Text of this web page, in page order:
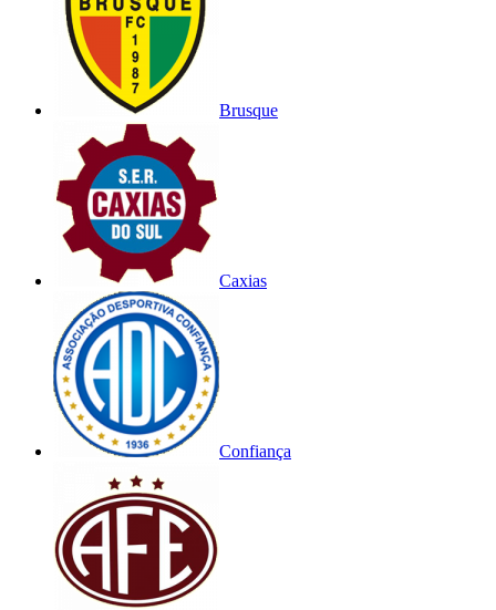
Brusque
Caxias
Confiança